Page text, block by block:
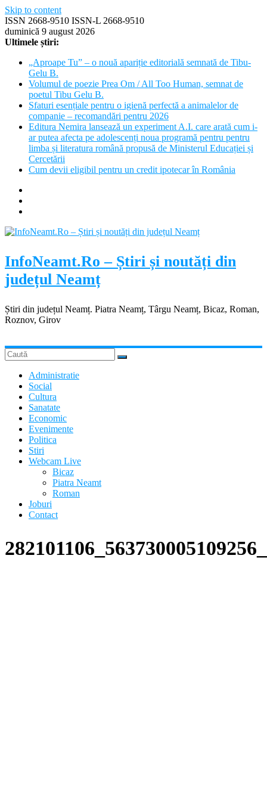
Skip to content
ISSN 2668-9510 ISSN-L 2668-9510
duminică 9 august 2026
Ultimele știri:
„Aproape Tu” – o nouă apariție editorială semnată de Tibu-
Gelu B.
Volumul de poezie Prea Om / All Too Human, semnat de
poetul Tibu Gelu B.
Sfaturi esențiale pentru o igienă perfectă a animalelor de
companie – recomandări pentru 2026
Editura Nemira lansează un experiment A.I. care arată cum i-
ar putea afecta pe adolescenți noua programă pentru pentru
limba și literatura română propusă de Ministerul Educației și
Cercetării
Cum devii eligibil pentru un credit ipotecar în România
InfoNeamt.Ro – Știri și noutăți din
județul Neamț
Știri din județul Neamț. Piatra Neamț, Târgu Neamț, Bicaz, Roman,
Roznov, Girov
Administratie
Social
Cultura
Sanatate
Economic
Evenimente
Politica
Stiri
Webcam Live
Bicaz
Piatra Neamt
Roman
Joburi
Contact